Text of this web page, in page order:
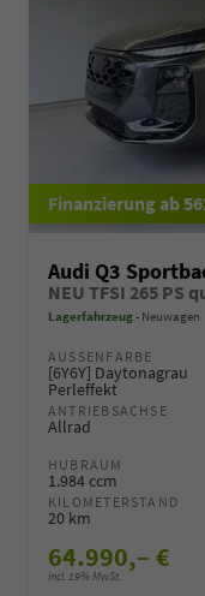
ab
Audi Q3
Lagerfahrzeug Neuwagen
AUSSENFARBE
[6Y6Y] Daytonagrau
Perleffekt
ANTRIEBSACHSE
Allrad
HUBRAUM
1.984 ccm
KILOMETERSTAND
20 km
64.990,– €
incl. 19% MwSt.